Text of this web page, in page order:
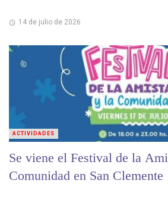
14 de julio de 2026
Se viene el Festival de la
Comunidad en San Clemente
ACTIVIDADES